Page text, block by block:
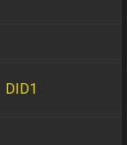
DID1